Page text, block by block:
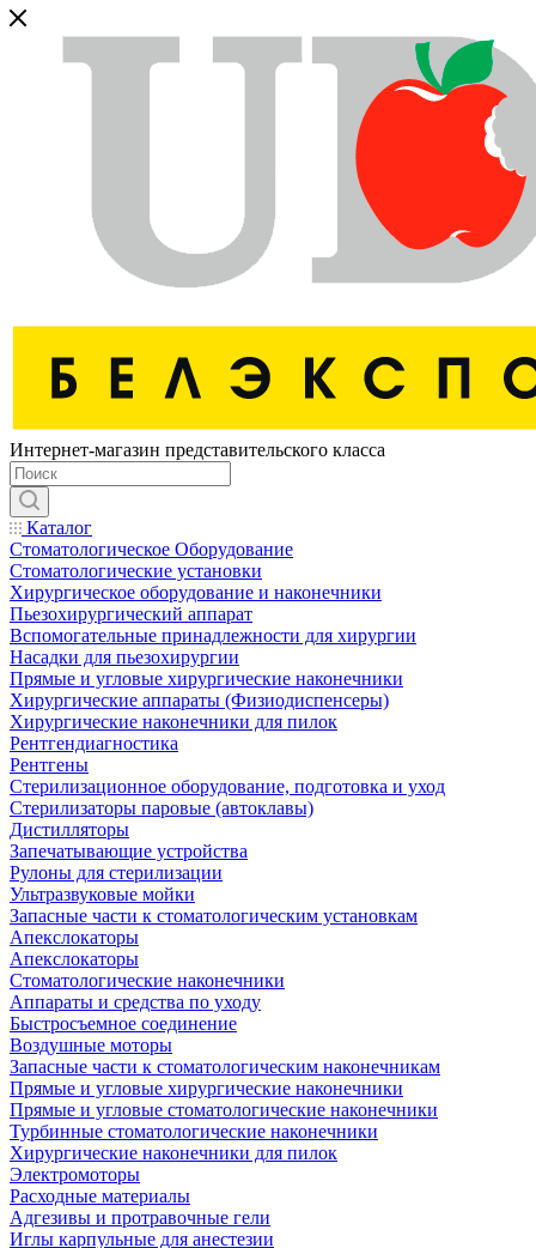
Интернет-магазин представительского класса
Каталог
Стоматологическое Оборудование
Стоматологические установки
Хирургическое оборудование и наконечники
Пьезохирургический аппарат
Вспомогательные принадлежности для хирургии
Насадки для пьезохирургии
Прямые и угловые хирургические наконечники
Хирургические аппараты (Физиодиспенсеры)
Хирургические наконечники для пилок
Рентгендиагностика
Рентгены
Стерилизационное оборудование, подготовка и уход
Стерилизаторы паровые (автоклавы)
Дистилляторы
Запечатывающие устройства
Рулоны для стерилизации
Ультразвуковые мойки
Запасные части к стоматологическим установкам
Апекслокаторы
Апекслокаторы
Стоматологические наконечники
Аппараты и средства по уходу
Быстросъемное соединение
Воздушные моторы
Запасные части к стоматологическим наконечникам
Прямые и угловые хирургические наконечники
Прямые и угловые стоматологические наконечники
Турбинные стоматологические наконечники
Хирургические наконечники для пилок
Электромоторы
Расходные материалы
Адгезивы и протравочные гели
Иглы карпульные для анестезии